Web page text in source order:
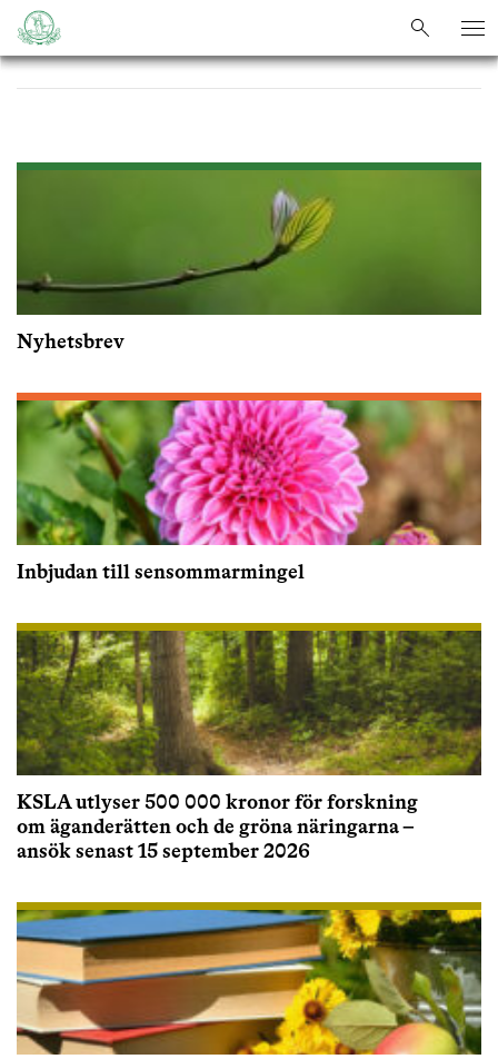
sök
sök
Nyhetsbrev
Inbjudan till sensommarmingel
KSLA utlyser 500 000 kronor för forskning
om äganderätten och de gröna näringarna –
ansök senast 15 september 2026